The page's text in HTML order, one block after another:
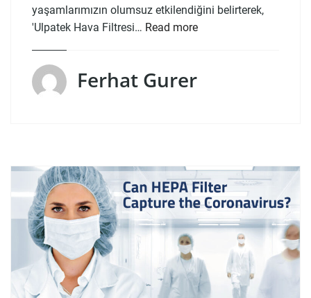
yaşamlarımızın olumsuz etkilendiğini belirterek,
'Ulpatek Hava Filtresi… Read more
Ferhat Gurer